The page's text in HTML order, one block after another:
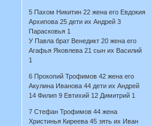
5 Пахом Никитин 22 жена его Евдокия
Архипова 25 дети их Андрей 3
Парасковья 1
У Павла брат Венедикт 20 жена его
Агафья Яковлева 21 сын их Василий
1
6 Прокопий Трофимов 42 жена его
Акулина Иванова 44 дети их Андрей
14 Филип 9 Евтихий 12 Димитрий 1
7 Стефан Трофимов 44 жена
Христинья Киреева 45 зять их Иван